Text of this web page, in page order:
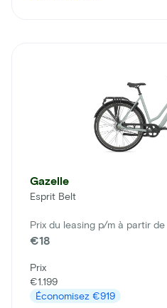
Gazelle
Esprit Belt
Prix du leasing p/m à partir de
€18
Prix
€1.199
Économisez €919